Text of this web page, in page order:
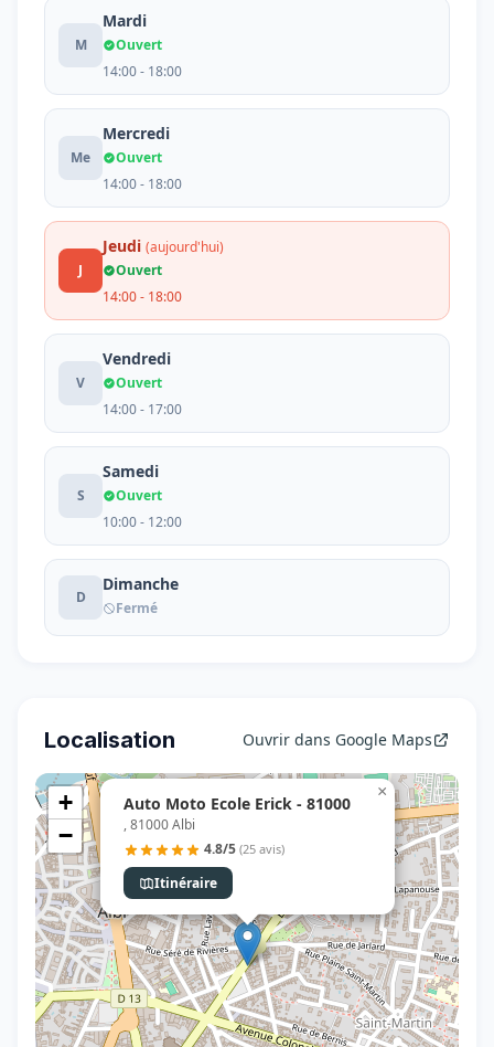
M
Mardi
Ouvert
14:00 - 18:00
Me
Mercredi
Ouvert
14:00 - 18:00
J
Jeudi (aujourd'hui)
Ouvert
14:00 - 18:00
V
Vendredi
Ouvert
14:00 - 17:00
S
Samedi
Ouvert
10:00 - 12:00
D
Dimanche
Fermé
Localisation Ouvrir dans Google Maps
Auto Moto Ecole Erick - 81000
, 81000 Albi
4.8/5 (25 avis)
Itinéraire
×
+
−